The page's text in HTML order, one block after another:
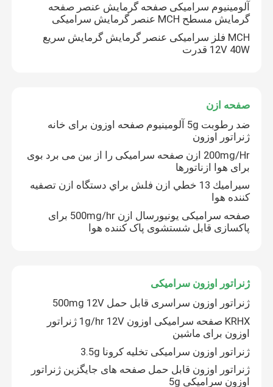
آلومینیوم سرامیکی صفحه گرمایش عنصر صفحه
گرمایش مسطح MCH عنصر گرمایش سرامیکی
MCH فلز سرامیکی عنصر گرمایش گرمایش سریع
12V 40W قدرت
صفحه ازن
ضد رطوبت 5g آلومینیوم صفحه اوزون برای خانه
ژنراتور اوزون
200mg/Hr ازن صفحه سرامیکی را از بین می برد بوی
برای هوا ازناتورها
سيراميك 13 خطي ازن فلش براي دستگاه ازن تصفيه
کننده هوا
صفحه سرامیکی یونیورسال ازن 500mg/hr برای
پاکسازی قابل شستشوی پاک کننده هوا
ژنراتور اوزون سرامیکی
ژنراتور اوزون سراسری قابل حمل 500mg 12V
KRHX صفحه سرامیکی اوزون 1g/hr 12V ژنراتور
اوزون برای ماشین
ژنراتور اوزون سرامیکی تخلیه کرونا 3.5g
ژنراتور اوزون قابل حمل صفحه های جایگزین ژنراتور
اوزون سرامیکی 5g